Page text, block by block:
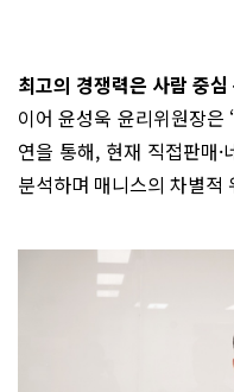
최고의 경쟁력은 사람 중심
이어 윤성욱 윤리위원장은
연을 통해, 현재 직접판매
분석하며 매니스의 차별적